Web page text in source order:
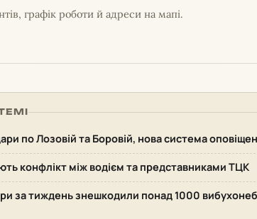
графік роботи й адреси на мапі.
по Лозовій та Боровій, нова система
конфлікт між водієм та представниками ТЦК
за тиждень знешкодили понад 1000